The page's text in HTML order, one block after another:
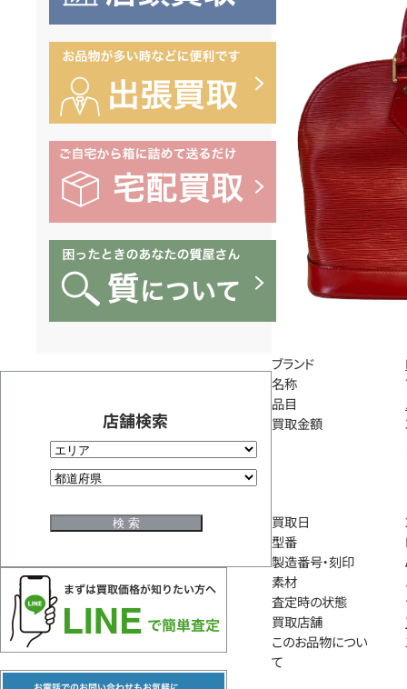
店舗検索
ブランド
名称
品目
買取金額
買取日
型番
製造番号・刻印
素材
査定時の状態
買取店舗
このお品物につい
て